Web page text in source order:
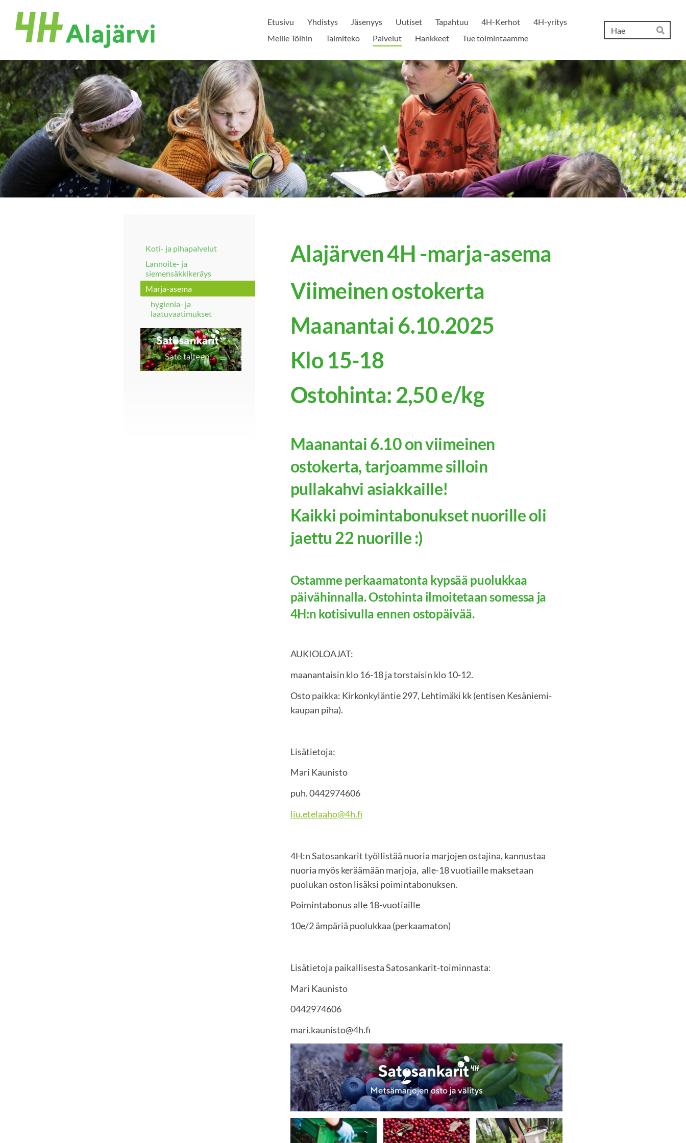
Siirry
sivun
sisältöön
Alajärven 4H-yhdistys ry.
Etusivu Yhdistys Jäsenyys Uutiset Tapahtuu 4H-Kerhot
4H-yritys
Meille Töihin
Taimiteko Palvelut Hankkeet Tue toimintaamme Hae
Koti- ja pihapalvelut
Lannoite- ja
siemensäkkikeräys
Marja-asema
hygienia- ja
laatuvaatimukset
Alajärven 4H -marja-asema
Viimeinen ostokerta
Maanantai 6.10.2025
Klo 15-18
Ostohinta: 2,50 e/kg
Maanantai 6.10 on viimeinen
ostokerta, tarjoamme silloin
pullakahvi asiakkaille!
Kaikki poimintabonukset nuorille oli
jaettu 22 nuorille :)
Ostamme perkaamatonta kypsää puolukkaa
päivähinnalla. Ostohinta ilmoitetaan somessa ja
4H:n kotisivulla ennen ostopäivää.
AUKIOLOAJAT:
maanantaisin klo 16-18 ja torstaisin klo 10-12.
Osto paikka: Kirkonkyläntie 297, Lehtimäki kk (entisen Kesäniemi-
kaupan piha).
Lisätietoja:
Mari Kaunisto
puh. 0442974606
liu.etelaaho@4h.fi
4H:n Satosankarit työllistää nuoria marjojen ostajina, kannustaa
nuoria myös keräämään marjoja, alle-18 vuotiaille maksetaan
puolukan oston lisäksi poimintabonuksen.
Poimintabonus alle 18-vuotiaille
10e/2 ämpäriä puolukkaa (perkaamaton)
Lisätietoja paikallisesta Satosankarit-toiminnasta:
Mari Kaunisto
0442974606
mari.kaunisto@4h.fi